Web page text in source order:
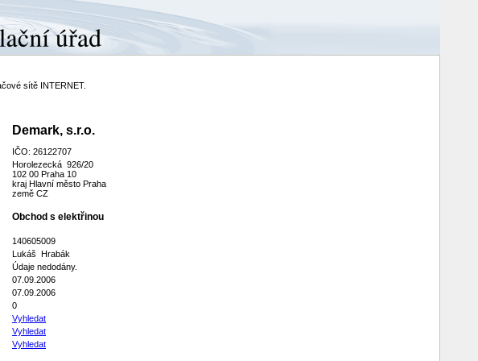
sítě INTERNET.
Demark, s.r.o.
IČO: 26122707
Horolezecká 926/20
102 00 Praha 10
kraj Hlavní město Praha
země CZ
Obchod s elektřinou
140605009
Lukáš Hrabák
Údaje nedodány.
07.09.2006
07.09.2006
0
Vyhledat
Vyhledat
Vyhledat